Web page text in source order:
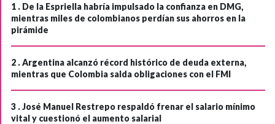
1 . De la Espriella habría impulsado la confianza en DMG,
mientras miles de colombianos perdían sus ahorros en la
pirámide
2 .Argentina alcanzó récord histórico de deuda externa,
mientras que Colombia salda obligaciones con el FMI
3 .José Manuel Restrepo respaldó frenar el salario mínimo
vital y cuestionó el aumento salarial